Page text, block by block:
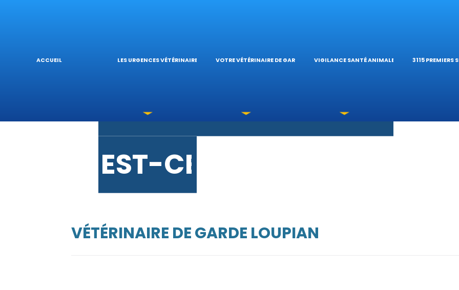
ACCUEIL LES URGENCES VÉTÉRINAIRES
URGENCES
LES INTOXICATIONS
EST-CE UNE URGENCE?
VOTRE VÉTÉRINAIRE DE GARDE
L’HÔPITAL
VÉTÉRINAIRES DU
VIGILANCE SANTÉ ANIMALE
GUIDES
3115 PREMIERS
VÉTÉRINAIRE DE GARDE LOUPIAN